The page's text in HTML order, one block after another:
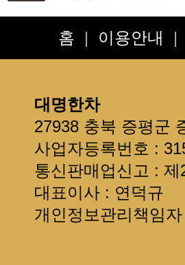
설연휴 배송안
**보관방법 및
*배송요청사항*
제주도 + 섬지
선물용으로 구
회원정보를 확
홈 | 이용안내 |
대명한차
27938 충북 증평군
사업자등록번호 :
통신판매업신고 :
대표이사 : 연덕규
개인정보관리책임